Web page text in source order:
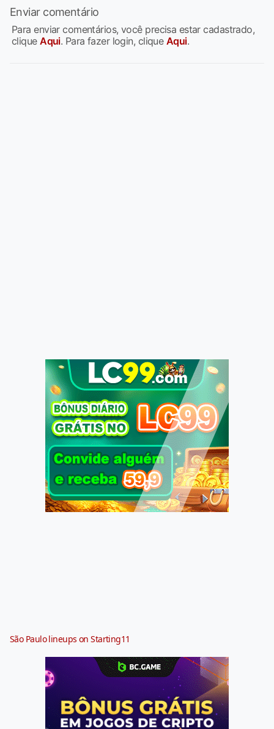
Enviar comentário
Para enviar comentários, você precisa estar cadastrado,
cliqueAqui. Para fazer login, clique Aqui.
São Paulo lineups on Starting11